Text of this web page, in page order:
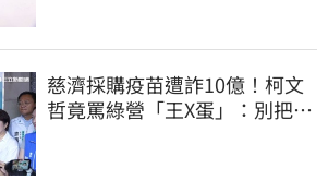
慈濟採購疫苗遭詐10億！柯文
哲竟罵綠營「王X蛋」：別把全